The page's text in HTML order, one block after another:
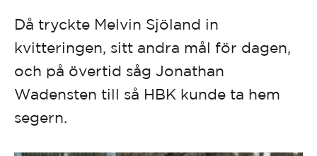
Då tryckte Melvin Sjöland in
kvitteringen, sitt andra mål för dagen,
och på övertid såg Jonathan
Wadensten till så HBK kunde ta hem
segern.